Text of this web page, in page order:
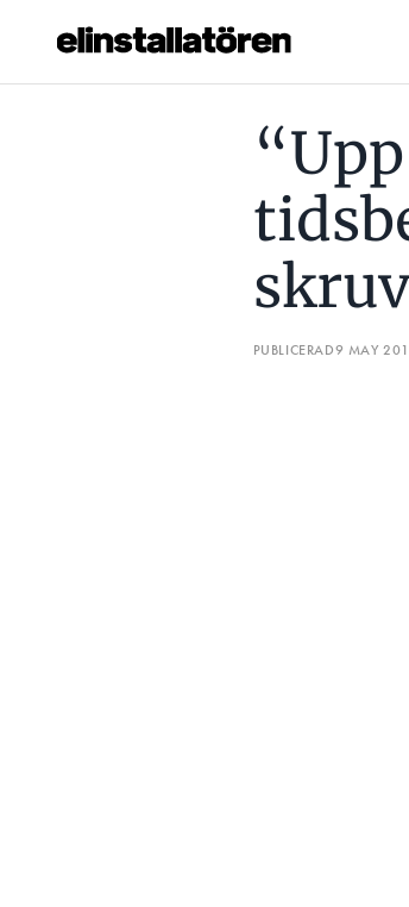
Hantera prenumeration
PUBLICERAD9 MAY
“UPP TILL 80 PROCENT TIDSBESPARING